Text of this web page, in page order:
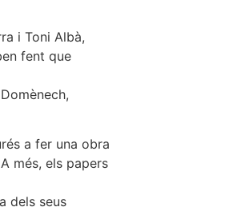
i Toni Albà,
fent que
a fer una obra
més, els papers
dels seus